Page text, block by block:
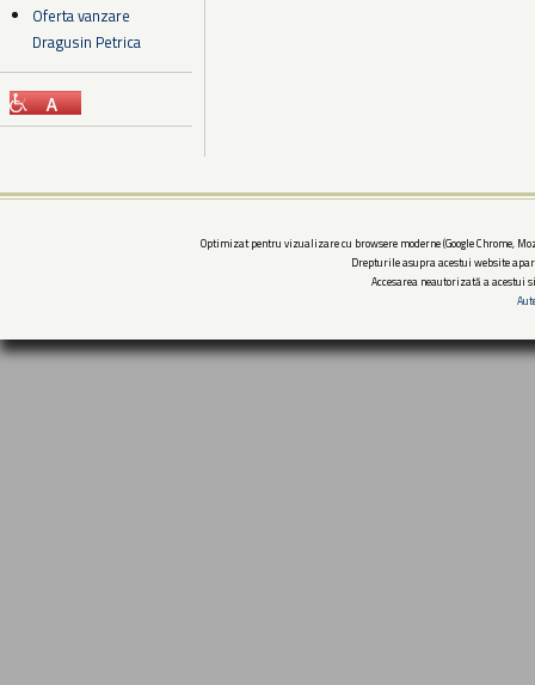
Oferta vanzare
Dragusin Petrica
Optimizat pentru vizualizare cu browsere moderne (Google Chrome,
Drepturile asupra acestui website
Accesarea neautorizată a acestui